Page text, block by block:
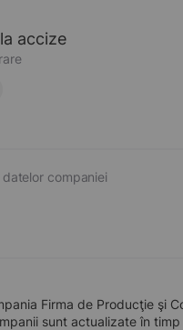
accize
companiei
Firma de Producţie şi
sunt actualizate în